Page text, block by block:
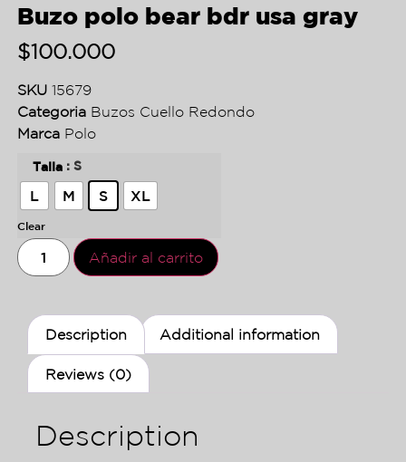
Buzo polo bear bdr usa gray
$100.000
SKU 15679
Categoria Buzos Cuello Redondo
Marca Polo
Talla : S
L M S XL
Clear
Añadir al carrito
Description Additional information
Reviews (0)
Description